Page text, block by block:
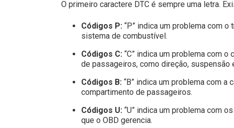
O primeiro caractere DTC é sempre uma letra.
Códigos P: “P” indica um problema com
sistema de combustível.
Códigos C: “C” indica um problema com
de passageiros, como direção, suspensão
Códigos B: “B” indica um problema com a
compartimento de passageiros.
Códigos U: “U” indica um problema com
que o OBD gerencia.